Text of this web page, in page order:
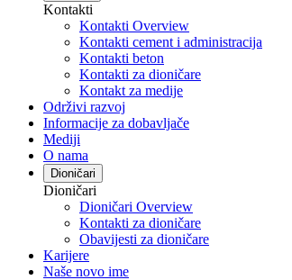
Kontakti
Kontakti Overview
Kontakti cement i administracija
Kontakti beton
Kontakti za dioničare
Kontakt za medije
Održivi razvoj
Informacije za dobavljače
Mediji
O nama
Dioničari
Dioničari
Dioničari Overview
Kontakti za dioničare
Obavijesti za dioničare
Karijere
Naše novo ime